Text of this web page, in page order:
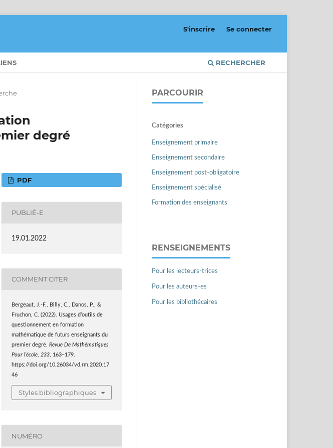
RECHERCHER
S'inscrire Se connecter
degré
PDF
PUBLIÉ-E
19.01.2022
COMMENT CITER
Bergeaut, J.-F., Billy, C., Danos, P., &
Fruchon, C. (2022). Usages d’outils de
questionnement en formation
mathématique de futurs enseignants du
premier degré.Revue De Mathématiques
Pour l’école
233 , 163–179.
https://doi.org/10.26034/vd.rm.2020.17
46
Styles bibliographiques
NUMÉRO
PARCOURIR
Catégories
Enseignement primaire
Enseignement secondaire
Enseignement post-obligatoire
Enseignement spécialisé
Formation des enseignants
RENSEIGNEMENTS
Pour les lecteurs-trices
Pour les auteurs-es
Pour les bibliothécaires